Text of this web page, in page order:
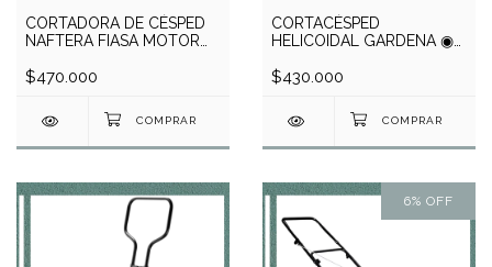
CORTADORA DE CÉSPED
NAFTERA FIASA MOTOR
$470.000
CORTACÉSPED
HELICOIDAL GARDENA ◉
$430.000
6% OFF